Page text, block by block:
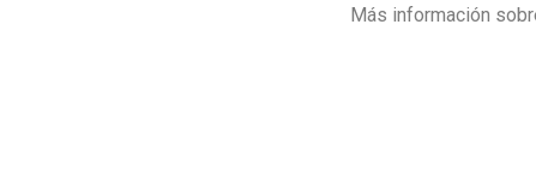
Más información